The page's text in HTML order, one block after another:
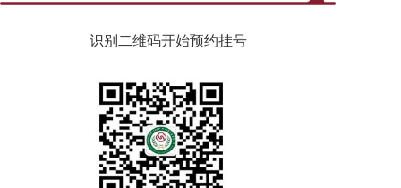
专题专栏
VR全景导览
识别二维码开始预约挂号